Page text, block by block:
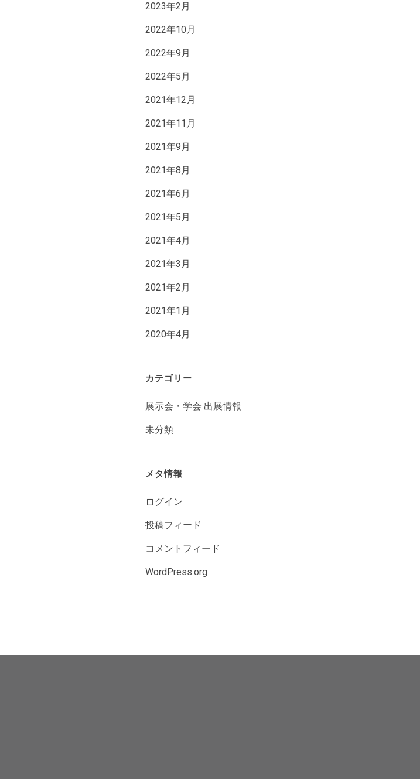
2023年2月
2022年10月
2022年9月
2022年5月
2021年12月
2021年11月
2021年9月
2021年8月
2021年6月
2021年5月
2021年4月
2021年3月
2021年2月
2021年1月
2020年4月
カテゴリー
展示会・学会 出展情報
未分類
メタ情報
ログイン
投稿フィード
コメントフィード
WordPress.org